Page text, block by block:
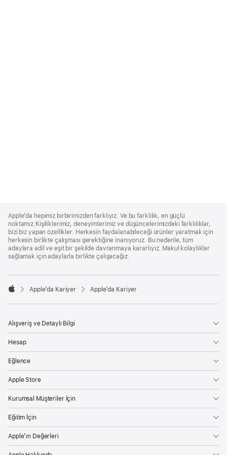
Footer
Apple’da hepimiz birbirimizden farklıyız. Ve bu farklılık, en güçlü
noktamız.Kişiliklerimiz, deneyimlerimiz ve düşüncelerimizdeki farklılıklar,
bizi biz yapan özellikler. Herkesin faydalanabileceği ürünler yaratmak için
herkesin birlikte çalışması gerektiğine inanıyoruz. Bu nedenle, tüm
adaylara adil ve eşit bir şekilde davranmaya kararlıyız. Makul kolaylıklar
sağlamak için adaylarla birlikte çalışacağız.

Apple’da Kariyer Apple’da Kariyer
Alışveriş ve Detaylı Bilgi
Hesap
Eğlence
Apple Store
Kurumsal Müşteriler İçin
Eğitim İçin
Apple’ın Değerleri